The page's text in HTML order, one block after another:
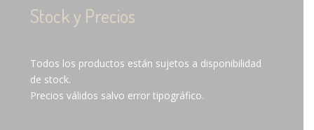
Stock y Precios
Todos los productos están sujetos a disponibilidad
de stock.
Precios válidos salvo error tipográfico.